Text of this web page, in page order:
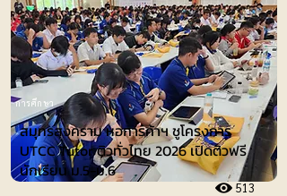
สมุทรสงคราม หอการค้าฯ ชูโครงการ
UTCC Tutor ติวทั่วไทย 2026 เปิดติวฟรี
นักเรียน ม.5-ม.6
513
การศึกษา